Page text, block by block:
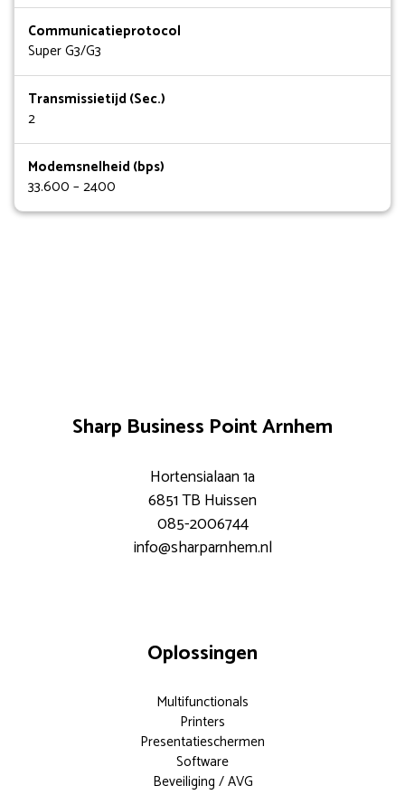
Communicatieprotocol
Super G3/G3
Transmissietijd (Sec.)
2
Modemsnelheid (bps)
33.600 – 2400
Sharp Business Point Arnhem
Hortensialaan 1a
6851 TB Huissen
085-2006744
info@sharparnhem.nl
Oplossingen
Multifunctionals
Printers
Presentatieschermen
Software
Beveiliging / AVG